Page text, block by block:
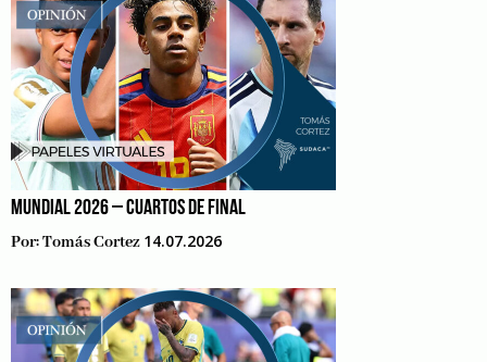
MUNDIAL 2026 – CUARTOS DE FINAL
Por:Tomás Cortez 14.07.2026